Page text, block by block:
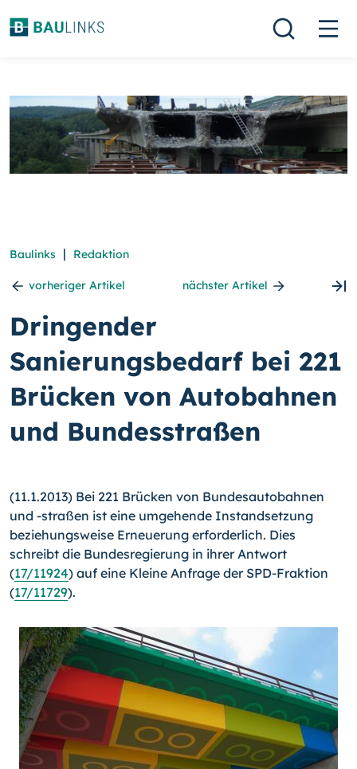
Baulinks | Redaktion
vorheriger Artikel nächster Artikel
Dringender
Sanierungsbedarf bei 221
Brücken von Autobahnen
und Bundesstraßen
(11.1.2013) Bei 221 Brücken von Bundesautobahnen
und -straßen ist eine umgehende Instandsetzung
beziehungsweise Erneuerung erforderlich. Dies
schreibt die Bundes­regierung in ihrer Antwort
(17/11924) auf eine Kleine Anfrage der SPD-Fraktion
(17/11729).